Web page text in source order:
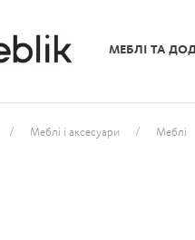
МЕБЛІ ТА
/ Меблі і аксесуари / Меблі